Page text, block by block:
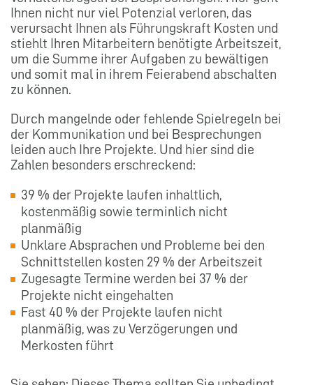
Ihnen nicht nur viel Potenzial verloren, das
verursacht Ihnen als Führungskraft Kosten und
stiehlt Ihren Mitarbeitern benötigte Arbeitszeit,
um die Summe ihrer Aufgaben zu bewältigen
und somit mal in ihrem Feierabend abschalten
zu können.
Durch mangelnde oder fehlende Spielregeln bei
der Kommunikation und bei Besprechungen
leiden auch Ihre Projekte. Und hier sind die
Zahlen besonders erschreckend:
39 % der Projekte laufen inhaltlich,
kostenmäßig sowie terminlich nicht
planmäßig
Unklare Absprachen und Probleme bei den
Schnittstellen kosten 29 % der Arbeitszeit
Zugesagte Termine werden bei 37 % der
Projekte nicht eingehalten
Fast 40 % der Projekte laufen nicht
planmäßig, was zu Verzögerungen und
Merkosten führt